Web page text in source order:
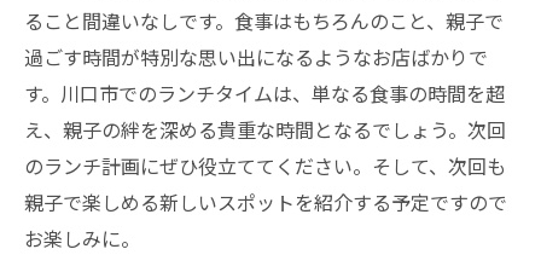
ること間違いなしです。食事はもちろんのこと、親子で
過ごす時間が特別な思い出になるようなお店ばかりで
す。川口市でのランチタイムは、単なる食事の時間を超
え、親子の絆を深める貴重な時間となるでしょう。次回
のランチ計画にぜひ役立ててください。そして、次回も
親子で楽しめる新しいスポットを紹介する予定ですので
お楽しみに。